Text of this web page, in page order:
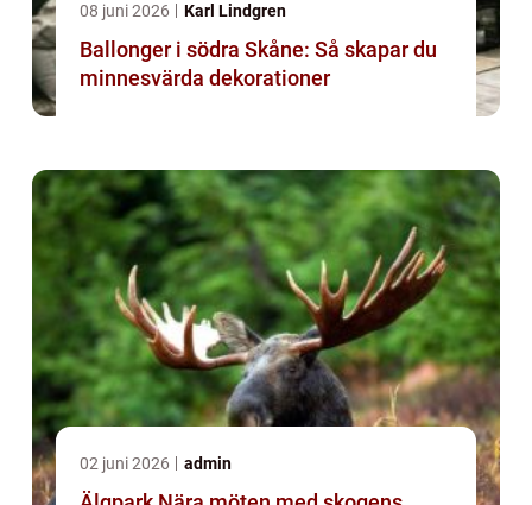
08 juni 2026 Karl Lindgren
Ballonger i södra Skåne: Så skapar du
minnesvärda dekorationer
02 juni 2026 admin